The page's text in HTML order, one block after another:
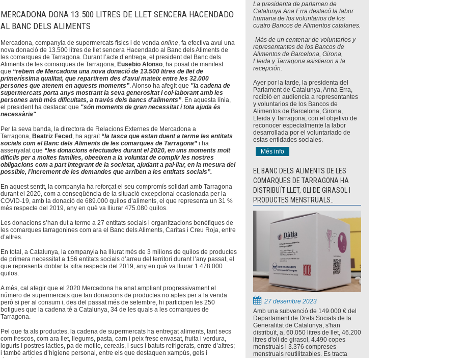
MERCADONA DONA 13.500 LITRES DE LLET SENCERA HACENDADO
AL BANC DELS ALIMENTS
Mercadona, companyia de supermercats físics i de vendaonline , fa efectiva avui una
nova donació de 13.500 litres de llet sencera Hacendado al Banc dels Aliments de
les comarques de Tarragona. Durant l’acte d’entrega, el president del Banc dels
Aliments de les comarques de Tarragona,Eusebio Alonso , ha posat de manifest
que “rebem de Mercadona una nova donació de 13.500 litres de llet de
primeríssima qualitat, que repartirem des d'avui mateix entre les 32.000
persones que atenem en aquests moments” . Alonso ha afegit que "la cadena de
supermercats porta anys mostrant la seva generositat i col·laborant amb les
persones amb més dificultats, a través dels bancs d'aliments” . En aquesta línia,
el president ha destacat que "són moments de gran necessitat i tota ajuda és
necessària"
Per la seva banda, la directora de Relacions Externes de Mercadona a
Tarragona,Beatriz Feced , ha agraït “la tasca que estan duent a terme les entitats
socials com el Banc dels Aliments de les comarques de Tarragona”i ha
assenyalat que “les donacions efectuades durant el 2020, en uns moments molt
difícils per a moltes famílies, obeeixen a la voluntat de complir les nostres
obligacions com a part integrant de la societat, ajudant a pal·liar, en la mesura del
possible, l’increment de les demandes que arriben a les entitats socials”.
En aquest sentit, la companyia ha reforçat el seu compromís solidari amb Tarragona
durant el 2020, com a conseqüència de la situació excepcional ocasionada per la
COVID-19, amb la donació de 689.000 quilos d’aliments, el que representa un 31 %
més respecte del 2019, any en què va lliurar 475.080 quilos.
Les donacions s’han dut a terme a 27 entitats socials i organitzacions benèfiques de
les comarques tarragonines com ara el Banc dels Aliments, Caritas i Creu Roja, entre
d’altres.
En total, a Catalunya, la companyia ha lliurat més de 3 milions de quilos de productes
de primera necessitat a 156 entitats socials d’arreu del territori durant l’any passat, el
que representa doblar la xifra respecte del 2019, any en què va lliurar 1.478.000
quilos.
A més, cal afegir que el 2020 Mercadona ha anat ampliant progressivament el
número de supermercats que fan donacions de productes no aptes per a la venda
però si per al consum i, des del passat més de setembre, hi participen les 250
botigues que la cadena té a Catalunya, 34 de les quals a les comarques de
Tarragona.
Pel que fa als productes, la cadena de supermercats ha entregat aliments, tant secs
com frescos, com ara llet, llegums, pasta, carn i peix fresc envasat, fruita i verdura,
iogurts i postres làcties, pa de motlle, cereals, i sucs i batuts refrigerats, entre d’altres;
i també articles d’higiene personal, entre els que destaquen xampús, gels i
La presidenta de parlamen de
Catalunya Ana Erra destacó la labor
humana de los voluntarios de los
cuatro Bancos de Alimentos catalanes.
-Más de un centenar de voluntarios y
representantes de los Bancos de
Alimentos de Barcelona, Girona,
Lleida y Tarragona asistieron a la
recepción.
Ayer por la tarde, la presidenta del
Parlament de Catalunya, Anna Erra,
recibió en audiencia a representantes
y voluntarios de los Bancos de
Alimentos de Barcelona, Girona,
Lleida y Tarragona, con el objetivo de
reconocer especialmente la labor
desarrollada por el voluntariado de
estas entidades sociales.
Més info
EL BANC DELS ALIMENTS DE LES
COMARQUES DE TARRAGONA HA
DISTRIBUÏT LLET, OLI DE GIRASOL I
PRODUCTES MENSTRUALS..
27 desembre 2023
Amb una subvenció de 149.000 € del
Departament de Drets Socials de la
Generalitat de Catalunya, s'han
distribuït, a, 60.050 litres de llet, 46.200
litres d'oli de girasol, 4.490 copes
menstruals i 3.376 compreses
menstruals reutilitzables. Es tracta